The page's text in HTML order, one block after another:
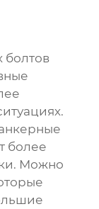
болтов
более
Можно